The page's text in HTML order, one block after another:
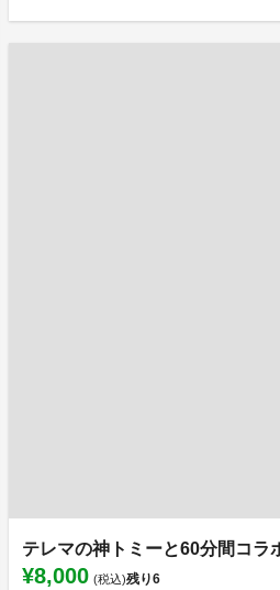
テレマの神トミーと60分間コラ
¥8,000 (税込)残り6